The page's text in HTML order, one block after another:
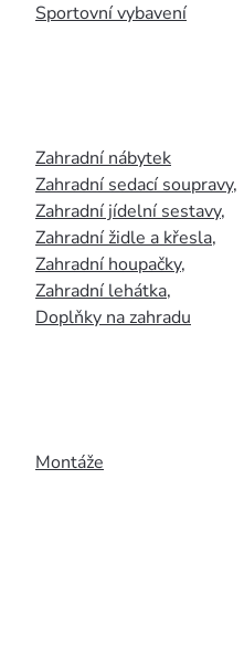
Sportovní vybavení
Zahradní nábytek
Zahradní sedací soupravy,
Zahradní jídelní sestavy,
Zahradní židle a křesla,
Zahradní houpačky,
Zahradní lehátka,
Doplňky na zahradu
Montáže